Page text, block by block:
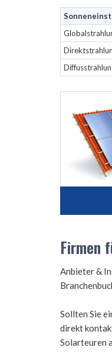
Firmen
Anbieter &
Sollten Sie
direkt
Solarteuren